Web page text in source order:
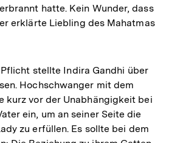
hatte. Kein Wunder, dass
erklärte Liebling des Mahatmas
stellte Indira Gandhi über
Hochschwanger mit dem
kurz vor der Unabhängigkeit bei
ein, um an seiner Seite die
zu erfüllen. Es sollte bei dem